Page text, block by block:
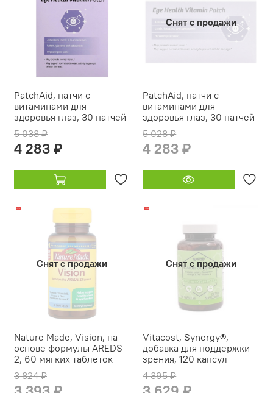
PatchAid, патчи с
витаминами для
здоровья глаз, 30 патчей
5 038 ₽
4 283 ₽
Снят с продажи
PatchAid, патчи с
витаминами для
здоровья глаз, 30 патчей
5 028 ₽
4 283 ₽
Снят с продажи
-11%
Nature Made, Vision, на
основе формулы AREDS
2, 60 мягких таблеток
3 824 ₽
Снят с продажи
-17%
Vitacost, Synergy®,
добавка для поддержки
зрения, 120 капсул
4 395 ₽